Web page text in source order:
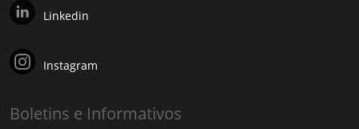
Linkedin
Instagram
Boletins e Informativos